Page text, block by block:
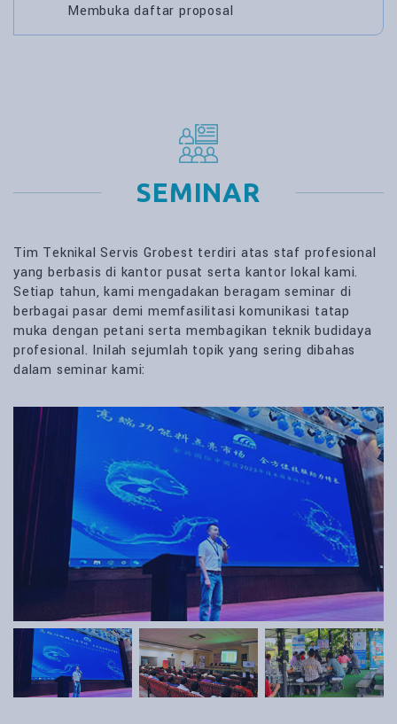
Membuka daftar proposal
SEMINAR
Tim Teknikal Servis Grobest terdiri atas staf profesional
yang berbasis di kantor pusat serta kantor lokal kami.
Setiap tahun, kami mengadakan beragam seminar di
berbagai pasar demi memfasilitasi komunikasi tatap
muka dengan petani serta membagikan teknik budidaya
profesional. Inilah sejumlah topik yang sering dibahas
dalam seminar kami: